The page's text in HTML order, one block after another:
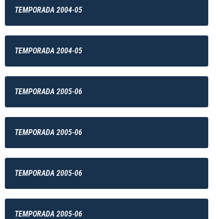
TEMPORADA 2004-05
TEMPORADA 2004-05
TEMPORADA 2005-06
TEMPORADA 2005-06
TEMPORADA 2005-06
TEMPORADA 2005-06